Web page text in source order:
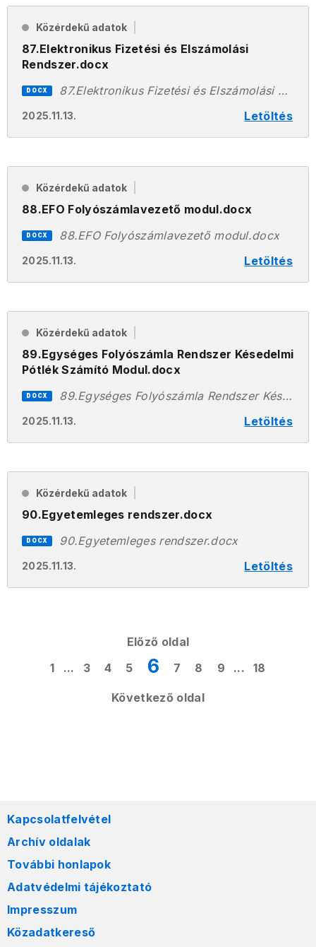
Közérdekű adatok
87.Elektronikus Fizetési és Elszámolási
Rendszer.docx
2025.11.13. Letöltés
DOCX 87.Elektronikus Fizetési és Elszámolási Rendszer.docx
Közérdekű adatok
88.EFO Folyószámlavezető modul.docx
2025.11.13. Letöltés
DOCX 88.EFO Folyószámlavezető modul.docx
Közérdekű adatok
89.Egységes Folyószámla Rendszer Késedelmi
Pótlék Számító Modul.docx
2025.11.13. Letöltés
DOCX 89.Egységes Folyószámla Rendszer Késedelmi Pótlék Számító Modul.docx
Közérdekű adatok
90.Egyetemleges rendszer.docx
2025.11.13. Letöltés
DOCX 90.Egyetemleges rendszer.docx
Előző oldal
1
... 3 4 5 6 7 8 9 ... 18
Következő oldal
Kapcsolatfelvétel
Archív oldalak
További honlapok
Adatvédelmi tájékoztató
Impresszum
Közadatkereső